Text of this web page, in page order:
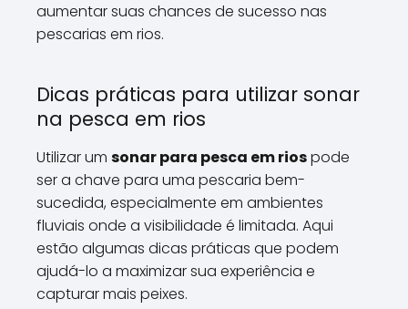
aumentar suas chances de sucesso nas
pescarias em rios.
Dicas práticas para utilizar sonar
na pesca em rios
Utilizar um sonar para pesca em riospode
ser a chave para uma pescaria bem-
sucedida, especialmente em ambientes
fluviais onde a visibilidade é limitada. Aqui
estão algumas dicas práticas que podem
ajudá-lo a maximizar sua experiência e
capturar mais peixes.